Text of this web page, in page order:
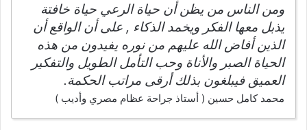
ومن الناس من يظن أن حياة الرعي حياة خافتة
يذبل معها الفكر ويخمد الذكاء , على أن الواقع أن
الذين أفاض الله عليهم من نوره يفيدون من هذه
الحياة الصبر والأناة وحب التأمل الطويل والتفكير
العميق فيبلغون بذلك أرقى مراتب الحكمة.
محمد كامل حسين ( أستاذ جراحة عظام مصري وأديب )